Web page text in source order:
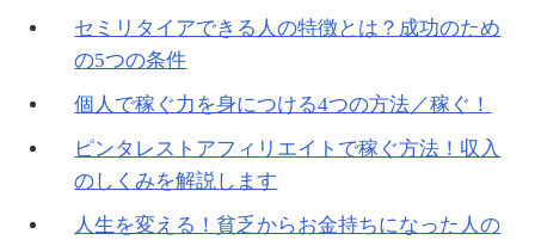
セミリタイアできる人の特徴とは？成功のため
の5つの条件
個人で稼ぐ力を身につける4つの方法／稼ぐ！
ピンタレストアフィリエイトで稼ぐ方法！収入
のしくみを解説します
人生を変える！貧乏からお金持ちになった人の